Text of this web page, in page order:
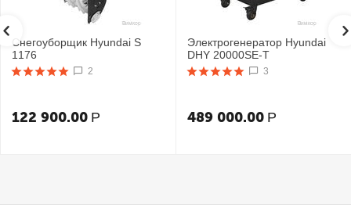
Снегоуборщик Hyundai S
1176
2
122 900.00 Р
Электрогенератор Hyundai
DHY 20000SE-T
3
489 000.00 Р